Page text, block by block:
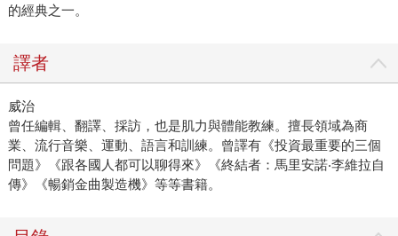
的經典之一。
譯者
威治
曾任編輯、翻譯、採訪，也是肌力與體能教練。擅長領域為商
業、流行音樂、運動、語言和訓練。曾譯有《投資最重要的三個
問題》《跟各國人都可以聊得來》《終結者：馬里安諾‧李維拉自
傳》《暢銷金曲製造機》等等書籍。